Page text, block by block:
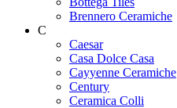
Brennero Ceramiche
C
Caesar
Casa Dolce Casa
Cayyenne Ceramiche
Century
Ceramica Colli